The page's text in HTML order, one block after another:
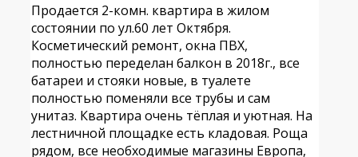
Продается 2-комн. квартира в жилом
состоянии по ул.60 лет Октября.
Косметический ремонт, окна ПВХ,
полностью переделан балкон в 2018г., все
батареи и стояки новые, в туалете
полностью поменяли все трубы и сам
унитаз. Квартира очень тёплая и уютная. На
лестничной площадке есть кладовая. Роща
рядом, все необходимые магазины Европа,